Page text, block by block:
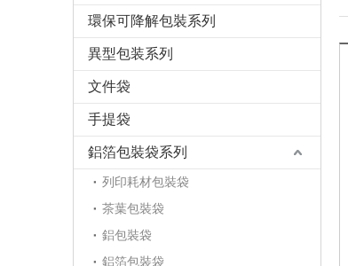
環保可降解包裝系列
異型包装系列
文件袋
手提袋
鋁箔包裝袋系列
列印耗材包裝袋
茶葉包裝袋
鋁包裝袋
鋁箔包裝袋